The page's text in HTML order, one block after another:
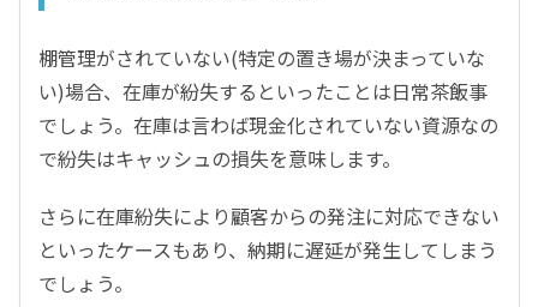
棚管理がされていない(特定の置き場が決まっていな
い)場合、在庫が紛失するといったことは日常茶飯事
でしょう。在庫は言わば現金化されていない資源なの
で紛失はキャッシュの損失を意味します。
さらに在庫紛失により顧客からの発注に対応できない
といったケースもあり、納期に遅延が発生してしまう
でしょう。